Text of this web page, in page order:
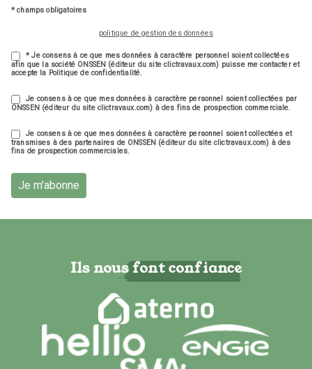
* champs obligatoires
politique de gestion des données
* Je consens à ce que mes données à caractère personnel soient collectées
afin que la société ONSSEN (éditeur du site clictravaux.com) puisse me contacter et
accepte la Politique de confidentialité.
Je consens à ce que mes données à caractère personnel soient collectées par
ONSSEN (éditeur du site clictravaux.com) à des fins de prospection commerciale.
Je consens à ce que mes données à caractère personnel soient collectées et
transmises à des partenaires de ONSSEN (éditeur du site clictravaux.com) à des
fins de prospection commerciales.
Je m'abonne
Ils nous font confiance